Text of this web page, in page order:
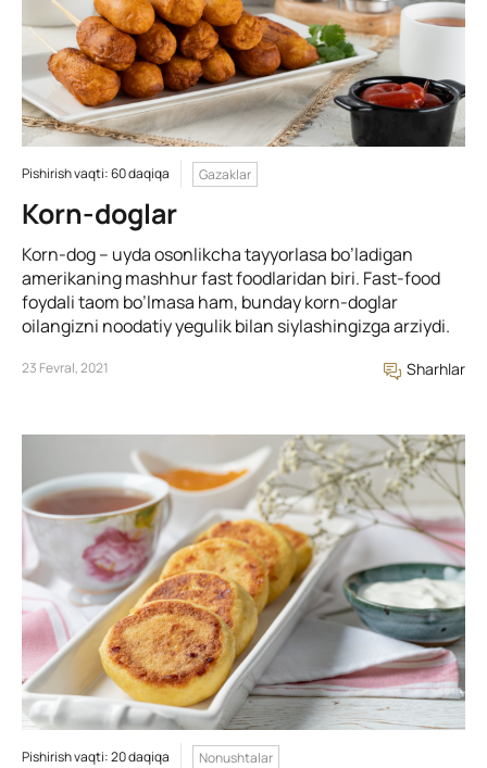
Pishirish vaqti: 60 daqiqa Gazaklar
Korn-doglar
Korn-dog – uyda osonlikcha tayyorlasa bo’ladigan
amerikaning mashhur fast foodlaridan biri. Fast-food
foydali taom bo’lmasa ham, bunday korn-doglar
oilangizni noodatiy yegulik bilan siylashingizga arziydi.
23 Fevral, 2021 Sharhlar
Pishirish vaqti: 20 daqiqa Nonushtalar